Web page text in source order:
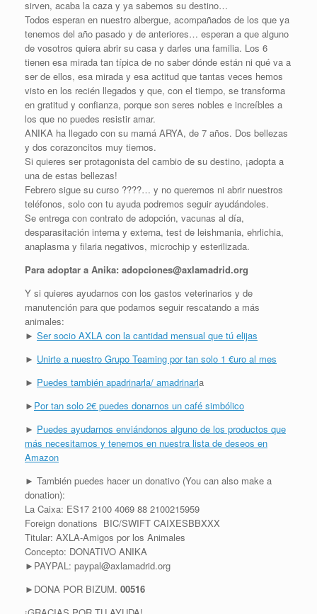
sirven, acaba la caza y ya sabemos su destino…
Todos esperan en nuestro albergue, acompañados de los que ya
tenemos del año pasado y de anteriores… esperan a que alguno
de vosotros quiera abrir su casa y darles una familia. Los 6
tienen esa mirada tan típica de no saber dónde están ni qué va a
ser de ellos, esa mirada y esa actitud que tantas veces hemos
visto en los recién llegados y que, con el tiempo, se transforma
en gratitud y confianza, porque son seres nobles e increíbles a
los que no puedes resistir amar.
ANIKA ha llegado con su mamá ARYA, de 7 años. Dos bellezas
y dos corazoncitos muy tiernos.
Si quieres ser protagonista del cambio de su destino, ¡adopta a
una de estas bellezas!
Febrero sigue su curso ????… y no queremos ni abrir nuestros
teléfonos, solo con tu ayuda podremos seguir ayudándoles.
Se entrega con contrato de adopción, vacunas al día,
desparasitación interna y externa, test de leishmania, ehrlichia,
anaplasma y filaria negativos, microchip y esterilizada.
Para adoptar a Anika: adopciones@axlamadrid.org
Y si quieres ayudarnos con los gastos veterinarios y de
manutención para que podamos seguir rescatando a más
animales:
► Ser socio AXLA con la cantidad mensual que tú elijas
► Unirte a nuestro Grupo Teaming por tan solo 1 €uro al mes
► Puedes también apadrinarla/ amadrinarla
► Por tan solo 2€ puedes donarnos un café simbólico
► Puedes ayudarnos enviándonos alguno de los productos que
más necesitamos y tenemos en nuestra lista de deseos en
Amazon
► También puedes hacer un donativo (You can also make a
donation):
La Caixa: ES17 2100 4069 88 2100215959
Foreign donations BIC/SWIFT CAIXESBBXXX
Titular: AXLA-Amigos por los Animales
Concepto: DONATIVO ANIKA
►PAYPAL: paypal@axlamadrid.org
►DONA POR BIZUM. 00516